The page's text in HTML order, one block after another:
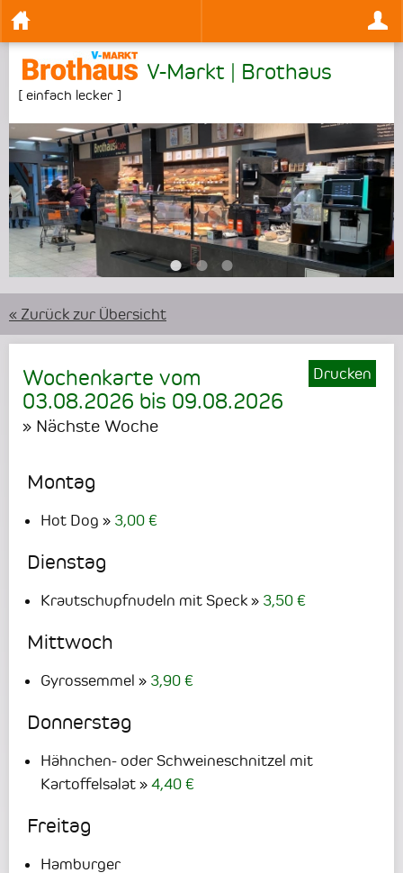
V-Markt | Brothaus
[ einfach lecker ]
•••
« Zurück zur Übersicht
Drucken
Wochenkarte vom
03.08.2026 bis 09.08.2026
» Nächste Woche
Montag
Hot Dog 3,00 €
Dienstag
Krautschupfnudeln mit Speck 3,50 €
Mittwoch
Gyrossemmel 3,90 €
Donnerstag
Hähnchen- oder Schweineschnitzel mit
Kartoffelsalat
4,40 €
Freitag
Hamburger